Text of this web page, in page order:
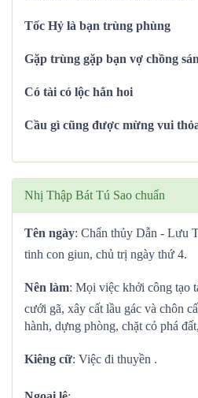
Tốc Hỷ là bạn trùng phùng
Gặp trùng gặp bạn vợ chồng
Có tài có lộc hẳn hoi
Cầu gì cũng được mừng vui
Nhị Thập Bát Tú Sao chuẩn
Tên ngày: Chẩn thủy Dẫn - Lưu
tinh con giun, chủ trị ngày thứ 4.
Nên làm: Mọi việc khởi công tạo
cưới gã, xây cất lầu gác và chôn
hành, dựng phòng, chặt cỏ phá
Kiêng cữ: Việc đi thuyền .